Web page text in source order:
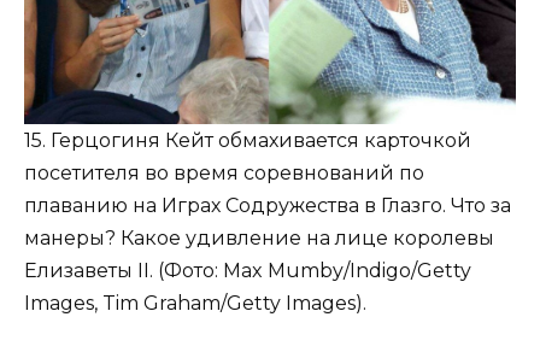
15. Герцогиня Кейт обмахивается карточкой
посетителя во время соревнований по
плаванию на Играх Содружества в Глазго. Что за
манеры? Какое удивление на лице королевы
Елизаветы II. (Фото: Max Mumby/Indigo/Getty
Images, Tim Graham/Getty Images).